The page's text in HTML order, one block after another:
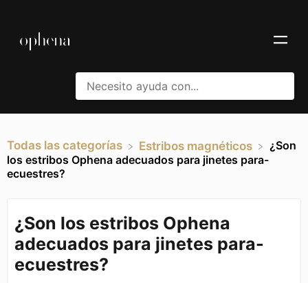
Todas las categorías ​Estribos magnéticos
¿Son
los estribos Ophena adecuados para jinetes para-
ecuestres?
¿Son los estribos Ophena
adecuados para jinetes para-
ecuestres?